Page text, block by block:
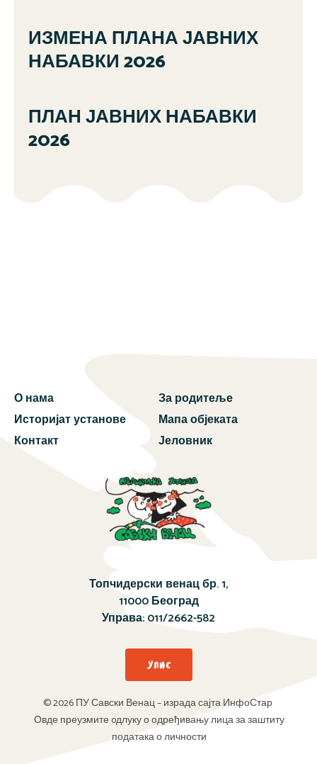
ИЗМЕНА ПЛАНА ЈАВНИХ
НАБАВКИ 2026
ПЛАН ЈАВНИХ НАБАВКИ
2026
О нама
Историјат установе
Контакт
За родитеље
Мапа објеката
Јеловник
Топчидерски венац бр. 1,
11000 Београд
Управа:011/2662-582
Упис
© 2026 ПУ Савски Венац – израда сајта ИнфоСтар
Овде преузмите oдлуку о одређивању лица за заштиту
података о личности